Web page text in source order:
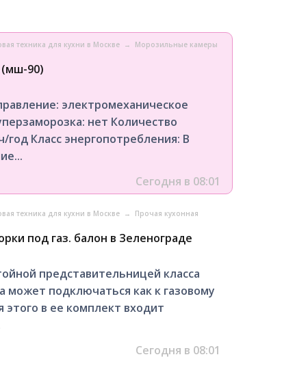
техника для кухни в Москве → Морозильные камеры
(мш-90)
электромеханическое
нет Количество
Класс энeргопотребления: B
Сегодня в 08:01
техника для кухни в Москве → Прочая кухонная
под газ. балон в Зеленограде
представительницей класса
может подключаться как к газовому
этого в ее комплект входит
Сегодня в 08:01